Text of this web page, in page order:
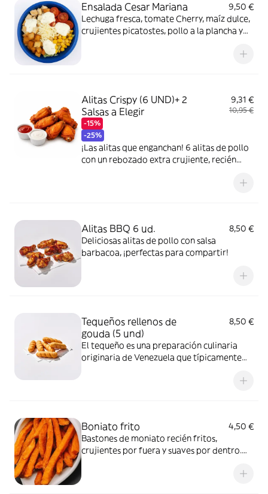
Ensalada Cesar Mariana
9,50 €
Lechuga fresca, tomate Cherry, maíz dulce,
crujientes picatostes, pollo a la plancha y
Acompañada de una cremosa salsa César.
Alitas Crispy (6 UND)+ 2
Salsas a Elegir
-15%
-25%
9,31 €
10,95 €
¡Las alitas que enganchan! 6 alitas de pollo
con un rebozado extra crujiente, recién
Alitas BBQ 6 ud.
8,50 €
Deliciosas alitas de pollo con salsa
barbacoa, ¡perfectas para compartir!
Tequeños rellenos de
gouda (5 und)
8,50 €
El tequeño es una preparación culinaria
originaria de Venezuela que típicamente
frita, rellena de queso blanco venezolano
Boniato frito
4,50 €
Bastones de moniato recién fritos,
crujientes por fuera y suaves por dentro.